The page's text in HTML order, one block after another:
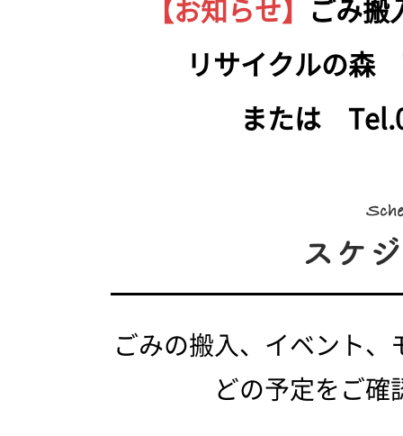
【お知らせ】 ごみ搬
リサイクルの森
または
ごみの搬入、イベント
どの予定をご